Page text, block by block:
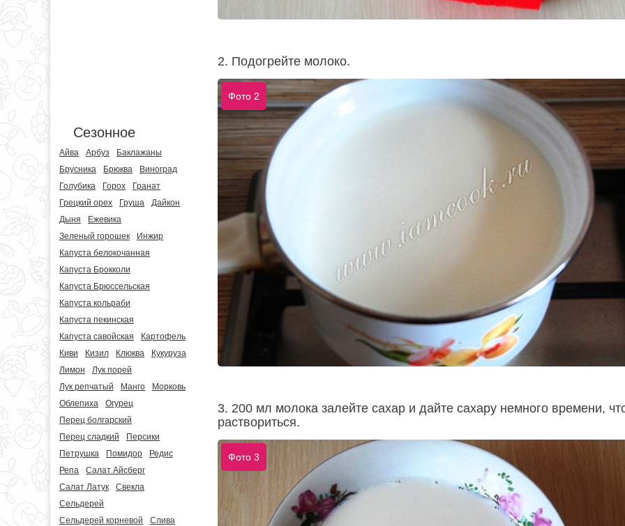
Сезонное
Айва Арбуз
Баклажаны
Брусника
Брюква
Виноград
Голубика
Горох
Гранат
Грецкий орех
Груша
Дайкон
Дыня
Ежевика
Зеленый горошек
Инжир
Капуста белокочанная
Капуста Брокколи
Капуста Брюссельская
Капуста кольраби
Капуста пекинская
Капуста савойская
Картофель
Киви
Кизил Клюква
Кукуруза
Лимон
Лук порей
Лук репчатый
Манго
Морковь
Облепиха
Огурец
Перец болгарский
Перец сладкий
Персики
Петрушка
Помидор
Редис
Репа
Салат Айсберг
Салат Латук
Свекла
Сельдерей
Сельдерей корневой
Слива
2. Подогрейте молоко.
Фото 2
3. 200 мл молока залейте сахар и дайте сахару немного времени,
раствориться.
Фото 3